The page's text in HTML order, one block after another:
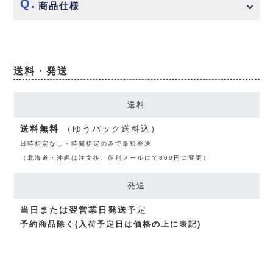
商品仕様
送料・発送
送料
送料無料 （ゆうパック送料込）
日時指定なし・時間指定のみで最短発送
（北海道・沖縄は注文後、個別メールにて800円に変更）
発送
当日または翌営業日発送予定
予約商品除く(入荷予定日は価格の上に表記)